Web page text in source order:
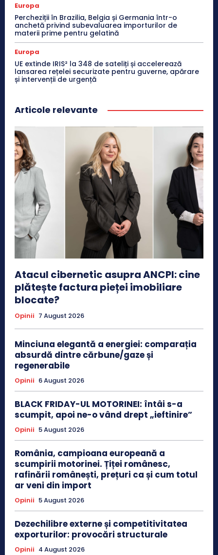
Europa
Percheziții în Brazilia, Belgia și Germania într-o
anchetă privind subevaluarea importurilor de
materii prime pentru gelatină
Europa
UE extinde IRIS² la 348 de sateliți și accelerează
lansarea rețelei securizate pentru guverne, apărare
și intervenții de urgență
Articole relevante
Atacul cibernetic asupra ANCPI: cine
plătește factura pieței imobiliare
blocate?
Opinii 7 August 2026
Minciuna elegantă a energiei: comparația
absurdă dintre cărbune/gaze și
regenerabile
Opinii 6 August 2026
BLACK FRIDAY-UL MOTORINEI: întâi s-a
scumpit, apoi ne-o vând drept „ieftinire”
Opinii 5 August 2026
România, campioana europeană a
scumpirii motorinei. Țiței românesc,
rafinării românești, prețuri ca și cum totul
ar veni din import
Opinii 5 August 2026
Dezechilibre externe și competitivitatea
exporturilor: provocări structurale
Opinii 4 August 2026